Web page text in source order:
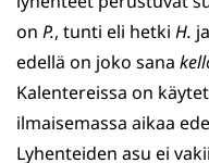
on P., tunti eli hetki H.
edellä on joko sana
Kalentereissa on
ilmaisemassa aikaa
Lyhenteiden asu ei